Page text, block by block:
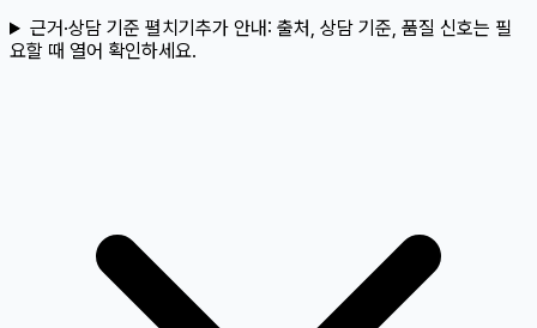
근거·상담 기준 펼치기추가 안내: 출처, 상담 기준, 품질 신호는 필
요할 때 열어 확인하세요.